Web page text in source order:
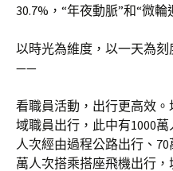
30.7%，“年夜動脈”和“微輪
以時光為維度，以一天為
——
看職員活動，出行更高效
域職員出行，此中有1000
人次經由過程公路出行、
萬人次搭乘搭座飛機出行